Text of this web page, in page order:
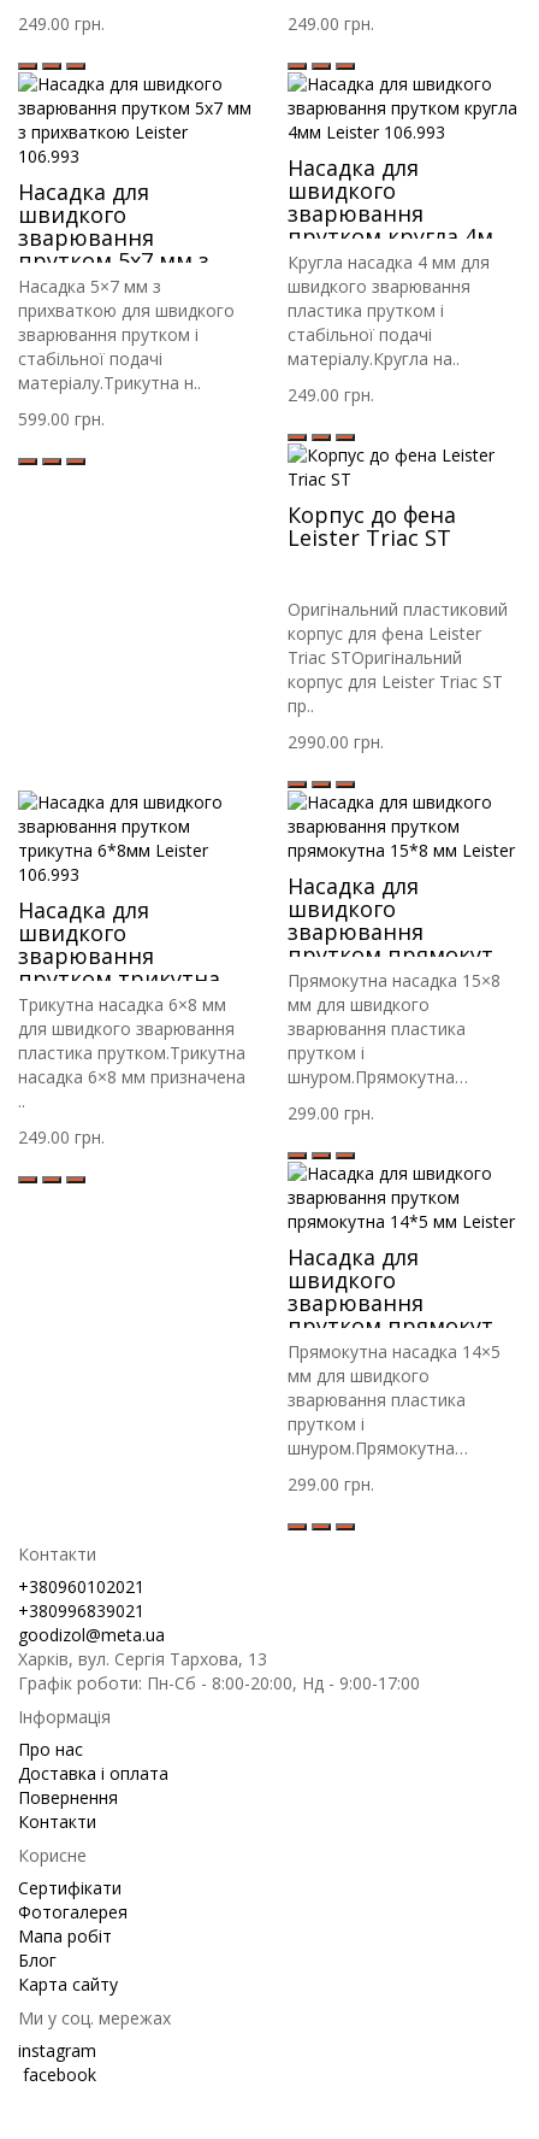
249.00 грн.
249.00 грн.
Насадка для
швидкого
зварювання
прутком 5х7 мм з
прихваткою Leister
106.993
Насадка 5×7 мм з
прихваткою для швидкого
зварювання прутком і
стабільної подачі
матеріалу.Трикутна н..
599.00 грн.
Насадка для
швидкого
зварювання
прутком кругла 4мм
Leister 106.993
Кругла насадка 4 мм для
швидкого зварювання
пластика прутком і
стабільної подачі
матеріалу.Кругла на..
249.00 грн.
Корпус до фена
Leister Triac ST
Оригінальний пластиковий
корпус для фена Leister
Triac STОригінальний
корпус для Leister Triac ST
пр..
2990.00 грн.
Насадка для
швидкого
зварювання
прутком трикутна
6*8мм Leister 106.993
Трикутна насадка 6×8 мм
для швидкого зварювання
пластика прутком.Трикутна
насадка 6×8 мм призначена
..
249.00 грн.
Насадка для
швидкого
зварювання
прутком прямокутна
15*8 мм Leister
Прямокутна насадка 15×8
мм для швидкого
зварювання пластика
прутком і
шнуром.Прямокутна
299.00 грн.
Насадка для
швидкого
зварювання
прутком прямокутна
14*5 мм Leister
Прямокутна насадка 14×5
мм для швидкого
зварювання пластика
прутком і
шнуром.Прямокутна
299.00 грн.
Контакти
+380960102021
+380996839021
goodizol@meta.ua
Харків, вул. Сергія Тархова, 13
Графік роботи: Пн-Сб - 8:00-20:00, Нд - 9:00-17:00
Інформація
Про нас
Доставка і оплата
Повернення
Контакти
Корисне
Сертифікати
Фотогалерея
Мапа робіт
Блог
Карта сайту
Ми у соц. мережах
instagram
facebook